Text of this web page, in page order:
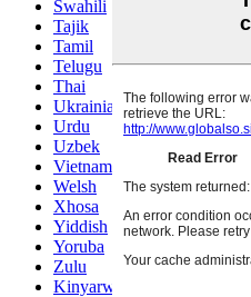
Swahili
Tajik
Tamil
Telugu
Thai
Ukrainian
Urdu
Uzbek
Vietnamese
Welsh
Xhosa
Yiddish
Yoruba
Zulu
Kinyarwanda